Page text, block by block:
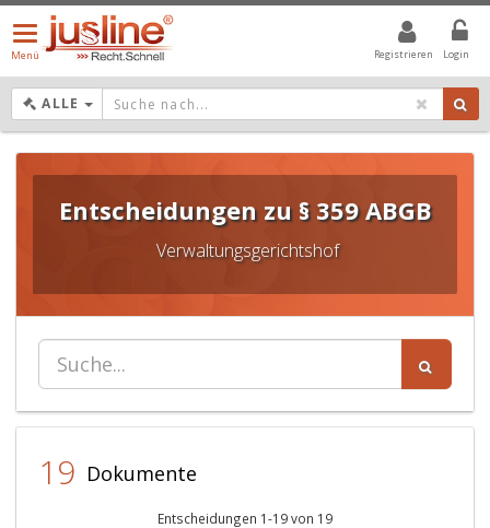
Registrieren Login
Menü
öffnen/schließen
Menü
ALLE DROPDOWN: GEWÄHLTER WERT IST ALLE
Entscheidungen zu § 359 ABGB
Verwaltungsgerichtshof
19 Dokumente
Entscheidungen 1-19 von 19